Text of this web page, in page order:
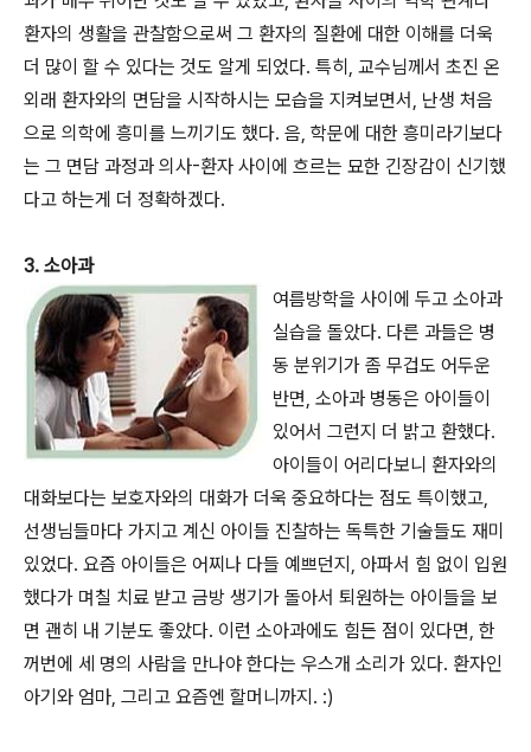
환자의 생활을 관찰함으로써 그 환자의 질환에 대한 이해를 더욱
더 많이 할 수 있다는 것도 알게 되었다. 특히, 교수님께서 초진 온
외래 환자와의 면담을 시작하시는 모습을 지켜보면서, 난생 처음
으로 의학에 흥미를 느끼기도 했다. 음, 학문에 대한 흥미라기보다
는 그 면담 과정과 의사-환자 사이에 흐르는 묘한 긴장감이 신기했
다고 하는게 더 정확하겠다.
3. 소아과
여름방학을 사이에 두고 소아과
실습을 돌았다. 다른 과들은 병
동 분위기가 좀 무겁도 어두운
반면, 소아과 병동은 아이들이
있어서 그런지 더 밝고 환했다.
아이들이 어리다보니 환자와의
대화보다는 보호자와의 대화가 더욱 중요하다는 점도 특이했고,
선생님들마다 가지고 계신 아이들 진찰하는 독특한 기술들도 재미
있었다. 요즘 아이들은 어찌나 다들 예쁘던지, 아파서 힘 없이 입원
했다가 며칠 치료 받고 금방 생기가 돌아서 퇴원하는 아이들을 보
면 괜히 내 기분도 좋았다. 이런 소아과에도 힘든 점이 있다면, 한
꺼번에 세 명의 사람을 만나야 한다는 우스개 소리가 있다. 환자인
아기와 엄마, 그리고 요즘엔 할머니까지. :)